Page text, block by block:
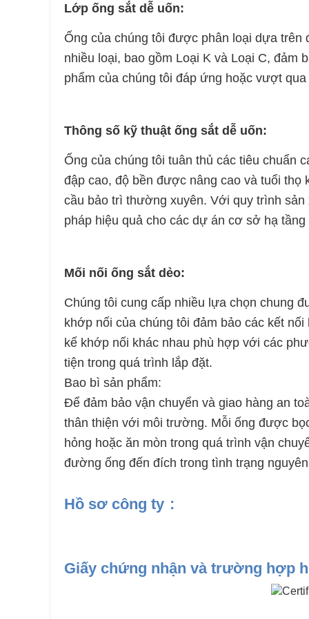
Lớp ống sắt dễ uốn:
Ống của chúng tôi được phân loại dựa trên
nhiều loại, bao gồm Loại K và Loại C, đảm
phẩm của chúng tôi đáp ứng hoặc vượt
Thông số kỹ thuật ống sắt dễ uốn:
Ống của chúng tôi tuân thủ các tiêu chuẩn
đập cao, độ bền được nâng cao và tuổi thọ
cầu bảo trì thường xuyên. Với quy trình
pháp hiệu quả cho các dự án cơ sở hạ tầng
Mối nối ống sắt dẻo:
Chúng tôi cung cấp nhiều lựa chọn chung
khớp nối của chúng tôi đảm bảo các kết
kế khớp nối khác nhau phù hợp với các
tiện trong quá trình lắp đặt.
Bao bì sản phẩm:
Để đảm bảo vận chuyển và giao hàng an
thân thiện với môi trường. Mỗi ống được
hỏng hoặc ăn mòn trong quá trình vận
đường ống đến đích trong tình trạng
Hồ sơ công ty :
Giấy chứng nhận và trường hợp